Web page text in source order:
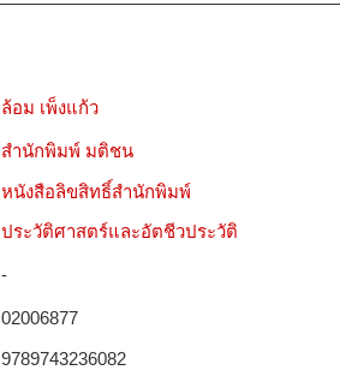
ล้อม เพ็งแก้ว
สำนักพิมพ์ มติชน
หนังสือลิขสิทธิ์สำนักพิมพ์
ประวัติศาสตร์และอัตชีวประวัติ
-
02006877
9789743236082